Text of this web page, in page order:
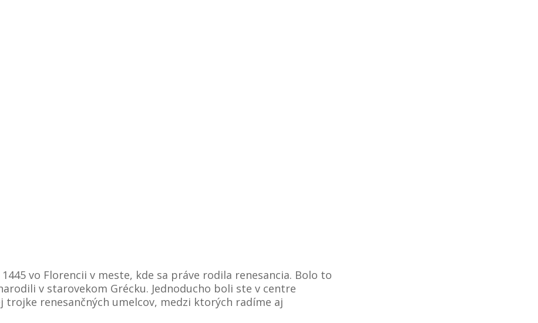
vo Florencii v meste, kde sa práve rodila renesancia. Bolo to
v starovekom Grécku. Jednoducho boli ste v centre
trojke renesančných umelcov, medzi ktorých radíme aj